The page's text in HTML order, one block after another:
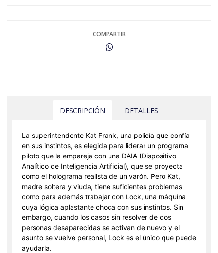
COMPARTIR
DESCRIPCIÓN DETALLES
La superintendente Kat Frank, una policía que confía
en sus instintos, es elegida para liderar un programa
piloto que la empareja con una DAIA (Dispositivo
Analítico de Inteligencia Artificial), que se proyecta
como el holograma realista de un varón. Pero Kat,
madre soltera y viuda, tiene suficientes problemas
como para además trabajar con Lock, una máquina
cuya lógica aplastante choca con sus instintos. Sin
embargo, cuando los casos sin resolver de dos
personas desaparecidas se activan de nuevo y el
asunto se vuelve personal, Lock es el único que puede
ayudarla.